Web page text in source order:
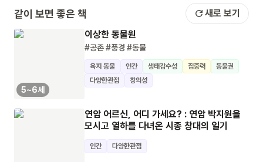
같이 보면 좋은 책 새로 보기
5~6세
이상한 동물원
#공존#풍경 #동물
육지 동물 인간 생태감수성 집중력
동물권
다양한관점
창의성
연암 어르신, 어디 가세요? : 연암 박지원을
모시고 열하를 다녀온 시종 창대의 일기
인간 다양한관점